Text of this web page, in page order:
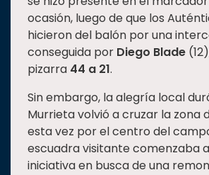
ocasión, luego de que los
hicieron del balón por una
conseguida por Diego Blade
pizarra 44 a 21.
Sin embargo, la alegría local
Murrieta volvió a cruzar la zona
esta vez por el centro del
escuadra visitante comenzaba
iniciativa en busca de una